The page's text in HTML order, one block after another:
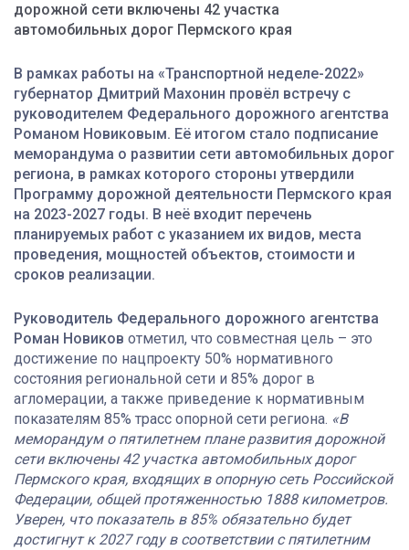
дорожной сети включены 42 участка
автомобильных дорог Пермского края
В рамках работы на «Транспортной неделе-2022»
губернатор Дмитрий Махонин провёл встречу с
руководителем Федерального дорожного агентства
Романом Новиковым. Её итогом стало подписание
меморандума о развитии сети автомобильных дорог
региона, в рамках которого стороны утвердили
Программу дорожной деятельности Пермского края
на 2023-2027 годы. В неё входит перечень
планируемых работ с указанием их видов, места
проведения, мощностей объектов, стоимости и
сроков реализации.
Руководитель Федерального дорожного агентства
Роман Новиков отметил, что совместная цель – это
достижение по нацпроекту 50% нормативного
состояния региональной сети и 85% дорог в
агломерации, а также приведение к нормативным
показателям 85% трасс опорной сети региона. «В
меморандум о пятилетнем плане развития дорожной
сети включены 42 участка автомобильных дорог
Пермского края, входящих в опорную сеть Российской
Федерации, общей протяженностью 1888 километров.
Уверен, что показатель в 85% обязательно будет
достигнут к 2027 году в соответствии с пятилетним